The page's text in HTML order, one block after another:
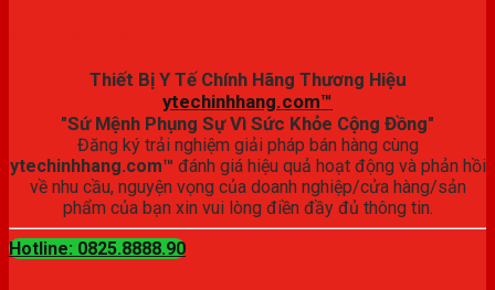
Thiết Bị Y Tế Chính Hãng Thương Hiệu
ytechinhhang.com™
"Sứ Mệnh Phụng Sự Vì Sức Khỏe Cộng Đồng"
Đăng ký trải nghiệm giải pháp bán hàng cùng
ytechinhhang.com™ đánh giá hiệu quả hoạt động và phản hồi
về nhu cầu, nguyện vọng của doanh nghiệp/cửa hàng/sản
phẩm của bạn xin vui lòng điền đầy đủ thông tin.
Hotline: 0825.8888.90